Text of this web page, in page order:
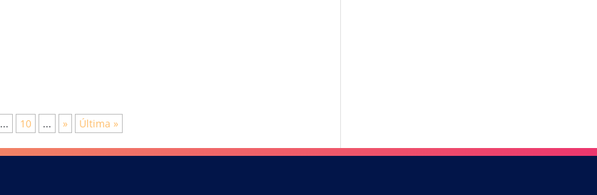
... 10 ... » Última »